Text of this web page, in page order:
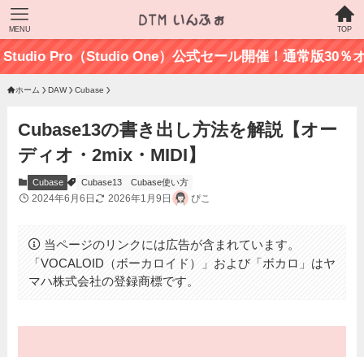
TOP
MENU
Studio One）公式セール開催！通常版30％オフの最新
ホーム DAW Cubase
Cubase13の書き出し方法を解説【オー
ディオ・2mix・MIDI】
Cubase Cubase13 Cubase使い方
2024年6月6日 2026年1月9日 ぴこ
当ページのリンクには広告が含まれています。
「VOCALOID（ボーカロイド）」および「ボカロ」はヤ
マハ株式会社の登録商標です。